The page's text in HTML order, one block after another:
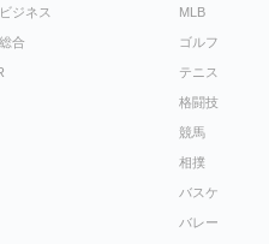
ジネス
合
MLB
ゴルフ
テニス
格闘技
競馬
相撲
バスケ
バレー